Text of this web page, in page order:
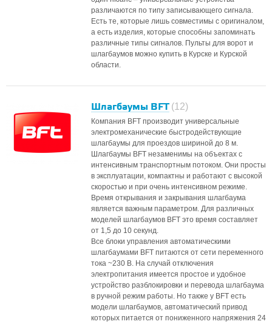
различаются по типу записывающего сигнала.
Есть те, которые лишь совместимы с оригиналом,
а есть изделия, которые способны запоминать
различные типы сигналов. Пульты для ворот и
шлагбаумов можно купить в Курске и Курской
области.
Шлагбаумы BFT (12)
Компания BFT производит универсальные
электромеханические быстродействующие
шлагбаумы для проездов шириной до 8 м.
Шлагбаумы BFT незаменимы на объектах с
интенсивным транспортным потоком. Они просты
в эксплуатации, компактны и работают с высокой
скоростью и при очень интенсивном режиме.
Время открывания и закрывания шлагбаума
является важным параметром. Для различных
моделей шлагбаумов BFT это время составляет
от 1,5 до 10 секунд.
Все блоки управления автоматическими
шлагбаумами BFT питаются от сети переменного
тока ~230 В. На случай отключения
электропитания имеется простое и удобное
устройство разблокировки и перевода шлагбаума
в ручной режим работы. Но также у BFT есть
модели шлагбаумов, автоматический привод
которых питается от пониженного напряжения 24